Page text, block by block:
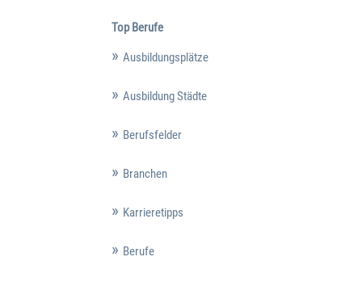
Top Berufe
Ausbildungsplätze
Ausbildung Städte
Berufsfelder
Branchen
Karrieretipps
Berufe